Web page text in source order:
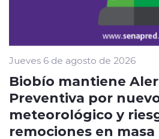
Jueves 6 de agosto de 2026
Biobío mantiene
Preventiva por
meteorológico y
remociones en masa